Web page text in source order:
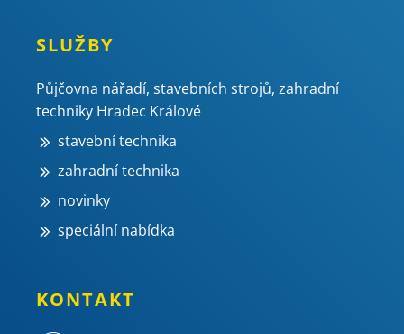
SLUŽBY
Půjčovna nářadí, stavebních strojů, zahradní
techniky Hradec Králové
stavební technika
zahradní technika
novinky
speciální nabídka
KONTAKT